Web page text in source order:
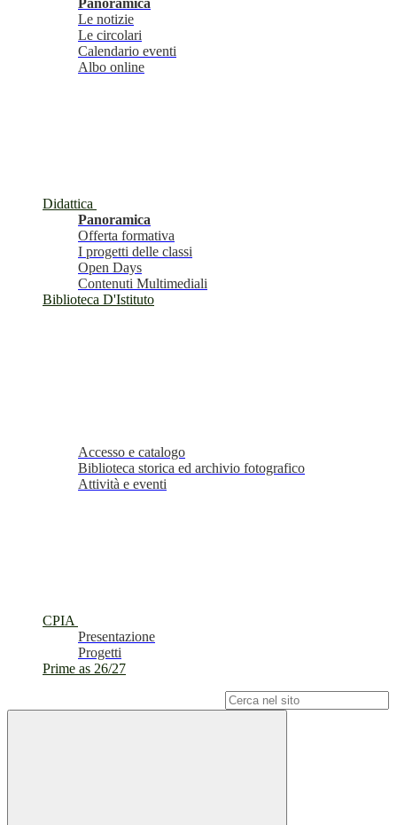
Panoramica
Le notizie
Le circolari
Calendario eventi
Albo online
Didattica
Panoramica
Offerta formativa
I progetti delle classi
Open Days
Contenuti Multimediali
Biblioteca D'Istituto
Accesso e catalogo
Biblioteca storica ed archivio fotografico
Attività e eventi
CPIA
Presentazione
Progetti
Prime as 26/27